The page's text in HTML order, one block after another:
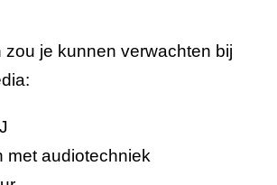
zou je kunnen verwachten bij
met audiotechniek